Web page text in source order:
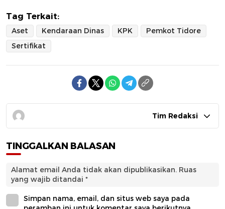
Tag Terkait:
Aset Kendaraan Dinas KPK
Pemkot Tidore
Sertifikat
Tim Redaksi
TINGGALKAN BALASAN
Alamat email Anda tidak akan dipublikasikan. Ruas
yang wajib ditandai *
Simpan nama, email, dan situs web saya pada